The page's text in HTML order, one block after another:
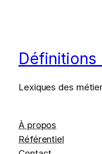
Définitions
Lexiques des
À propos
Référentiel